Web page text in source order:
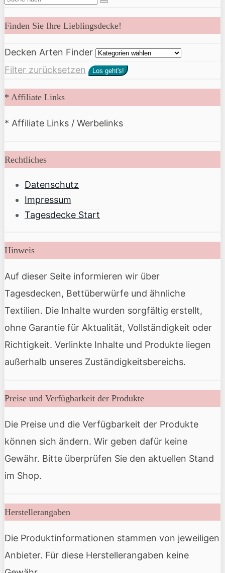
Finden Sie Ihre Lieblingsdecke!
Decken Arten Finder
Filter zurücksetzen
Los geht's!
* Affiliate Links
* Affiliate Links / Werbelinks
Rechtliches
Datenschutz
Impressum
Tagesdecke Start
Hinweis
Auf dieser Seite informieren wir über
Tagesdecken, Bettüberwürfe und ähnliche
Textilien. Die Inhalte wurden sorgfältig erstellt,
ohne Garantie für Aktualität, Vollständigkeit oder
Richtigkeit. Verlinkte Inhalte und Produkte liegen
außerhalb unseres Zuständigkeitsbereichs.
Preise und Verfügbarkeit der Produkte
Die Preise und die Verfügbarkeit der Produkte
können sich ändern. Wir geben dafür keine
Gewähr. Bitte überprüfen Sie den aktuellen Stand
im Shop.
Herstellerangaben
Die Produktinformationen stammen von jeweiligen
Anbieter. Für diese Herstellerangaben keine